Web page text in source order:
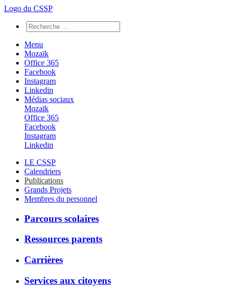
Logo du CSSP
Menu
Mozaïk
Office 365
Facebook
Instagram
Linkedin
Médias sociaux
Mozaïk
Office 365
Facebook
Instagram
Linkedin
LE CSSP
Calendriers
Publications
Grands Projets
Membres du personnel
Parcours scolaires
Ressources parents
Carrières
Services aux citoyens